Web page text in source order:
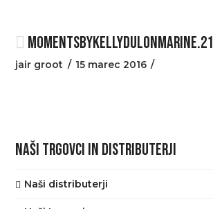
MOMENTSBYKELLYDULONMARINE.21
jair groot 15 marec 2016
NAŠI TRGOVCI IN DISTRIBUTERJI
Naši distributerji